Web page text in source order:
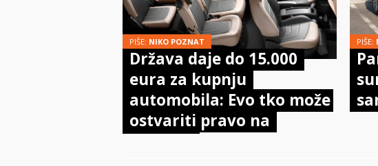
PIŠE: NIKO POZNAT
Država daje do 15.000
eura za kupnju
automobila: Evo tko može
ostvariti pravo na
PIŠE: